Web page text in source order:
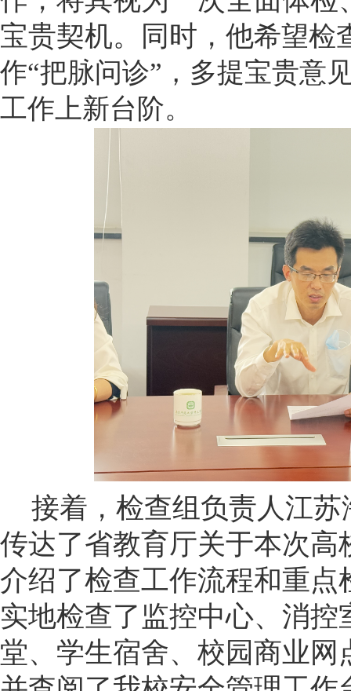
宝贵契机。同时，他希望检
作“把脉问诊”，多提宝贵意
工作上新台阶。
接着，检查组负责人江
传达了省教育厅关于本次
介绍了检查工作流程和重
实地检查了监控中心、消
堂、学生宿舍、校园商业